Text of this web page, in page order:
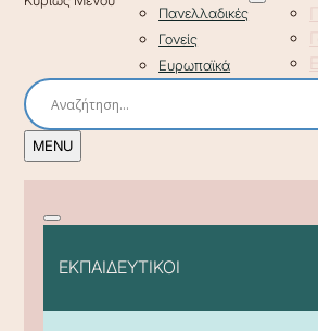
Πανελλαδικές
Γονείς
Ευρωπαϊκά
ΕΚΠΑΙΔΕΥΤΙΚΟΙ